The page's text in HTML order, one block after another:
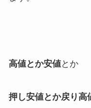
高値とか安値とか
押し安値とか戻り高